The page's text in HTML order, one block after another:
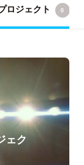
ロジェクト 0
ェク